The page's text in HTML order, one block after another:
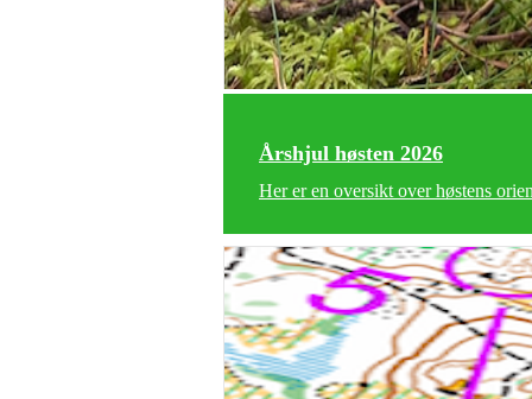
Årshjul høsten 2026
Her er en oversikt over høstens